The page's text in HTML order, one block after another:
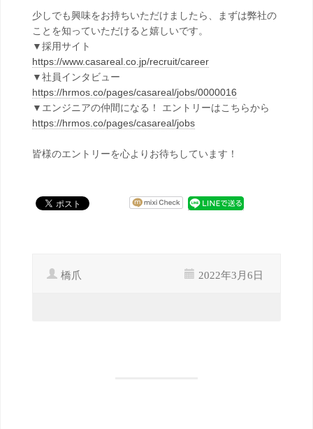
少しでも興味をお持ちいただけましたら、まずは弊社の
ことを知っていただけると嬉しいです。
▼採用サイト
https://www.casareal.co.jp/recruit/career
▼社員インタビュー
https://hrmos.co/pages/casareal/jobs/0000016
▼エンジニアの仲間になる！ エントリーはこちらから
https://hrmos.co/pages/casareal/jobs
皆様のエントリーを心よりお待ちしています！
橋爪 2022年3月6日